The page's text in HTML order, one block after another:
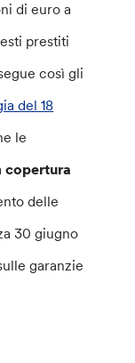
di euro a
prestiti
così gli
del 18
le
copertura
delle
30 giugno
garanzie